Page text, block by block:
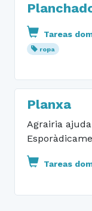
Tareas
ropa
Planxa
Agrairia
Tareas